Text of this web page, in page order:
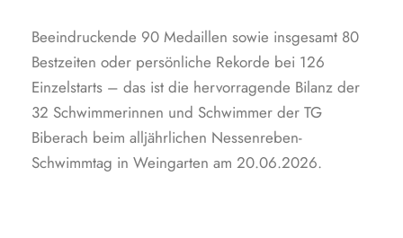
Beeindruckende 90 Medaillen sowie insgesamt 80
Bestzeiten oder persönliche Rekorde bei 126
Einzelstarts – das ist die hervorragende Bilanz der
32 Schwimmerinnen und Schwimmer der TG
Biberach beim alljährlichen Nessenreben-
Schwimmtag in Weingarten am 20.06.2026.